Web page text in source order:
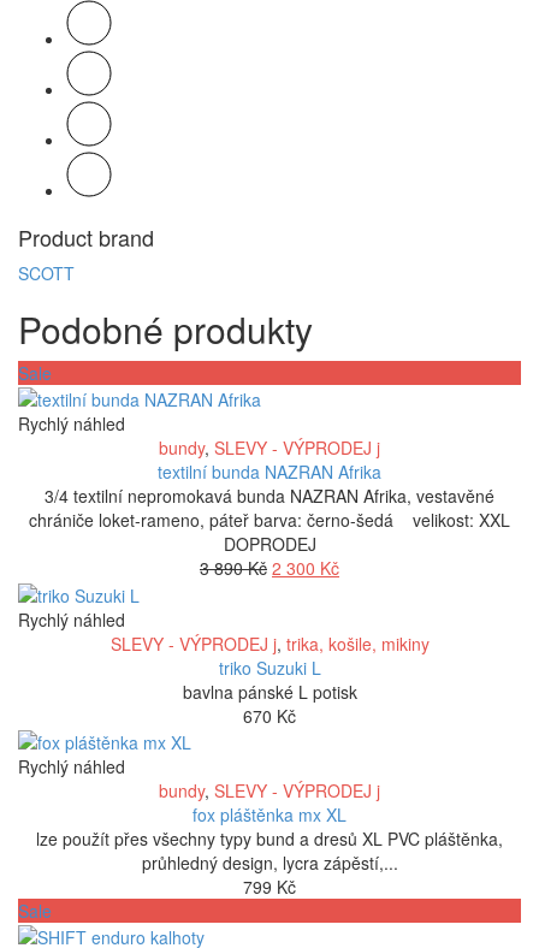
Product brand
SCOTT
Podobné produkty
Sale
Rychlý náhled
bundy, SLEVY - VÝPRODEJ j
textilní bunda NAZRAN Afrika
3/4 textilní nepromokavá bunda NAZRAN Afrika, vestavěné
chrániče loket-rameno, páteř barva: černo-šedá velikost: XXL
DOPRODEJ
3 890Kč Původní
3
890 Kč.
2 300 KčAktuální
2
Rychlý náhled
SLEVY - VÝPRODEJ j, trika, košile, mikiny
triko Suzuki L
bavlna pánské L potisk
670 Kč
Rychlý náhled
bundy, SLEVY - VÝPRODEJ j
fox pláštěnka mx XL
lze použít přes všechny typy bund a dresů XL PVC pláštěnka,
průhledný design, lycra zápěstí,...
799 Kč
Sale